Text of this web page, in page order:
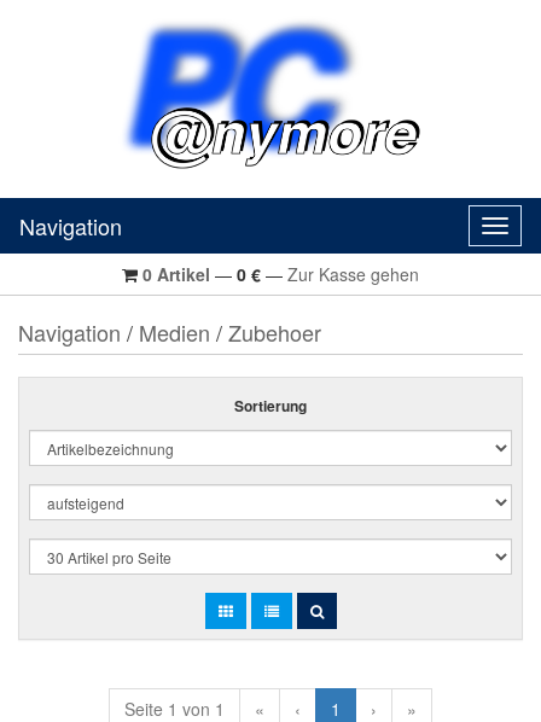
Navigation
0 Artikel — 0 € — Zur Kasse gehen
Navigation / Medien /Zubehoer
Sortierung
Seite 1 von 1 « ‹ 1 › »